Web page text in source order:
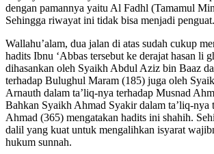
Asy Syaukani menyatakan bahwa Abbas tidak
dengan pamannya yaitu Al Fadhl (Tamamul
Wallahu’alam, dua jalan di atas sudah cukup
hadits Ibnu ‘Abbas tersebut ke derajat hasan li
dihasankan oleh Syaikh Abdul Aziz bin Baaz
terhadap Bulughul Maram (185) juga oleh
Arnauth dalam ta’liq-nya terhadap Musnad
Bahkan Syaikh Ahmad Syakir dalam ta’liq-nya
Ahmad (365) mengatakan hadits ini shahih.
dalil yang kuat untuk mengalihkan isyarat